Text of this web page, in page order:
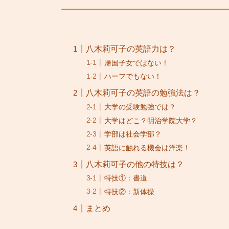
八木莉可子の英語力は？
帰国子女ではない！
ハーフでもない！
八木莉可子の英語の勉強法は？
大学の受験勉強では？
大学はどこ？明治学院大学？
学部は社会学部？
英語に触れる機会は洋楽！
八木莉可子の他の特技は？
特技①：書道
特技②：新体操
まとめ